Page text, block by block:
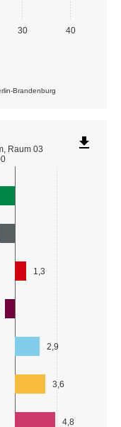
30 40
Brandenburg
1,3
2,9
3,6
4,8
Raum 03
file_download